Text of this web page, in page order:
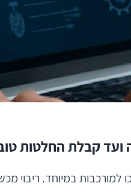
במיוחד. ריבוי